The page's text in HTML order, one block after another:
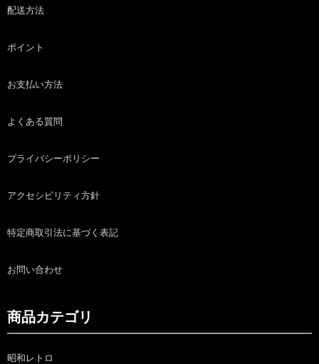
配送方法
ポイント
お支払い方法
よくある質問
プライバシーポリシー
アクセシビリティ方針
特定商取引法に基づく表記
お問い合わせ
商品カテゴリ
昭和レトロ